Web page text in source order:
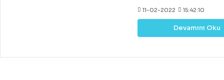
drone, DJI tarafından
diğer markalar tarafından
değerli rakipler de vardır.
drone almak mümkündür.
Devamını Oku
11-02-2022 15:42:10